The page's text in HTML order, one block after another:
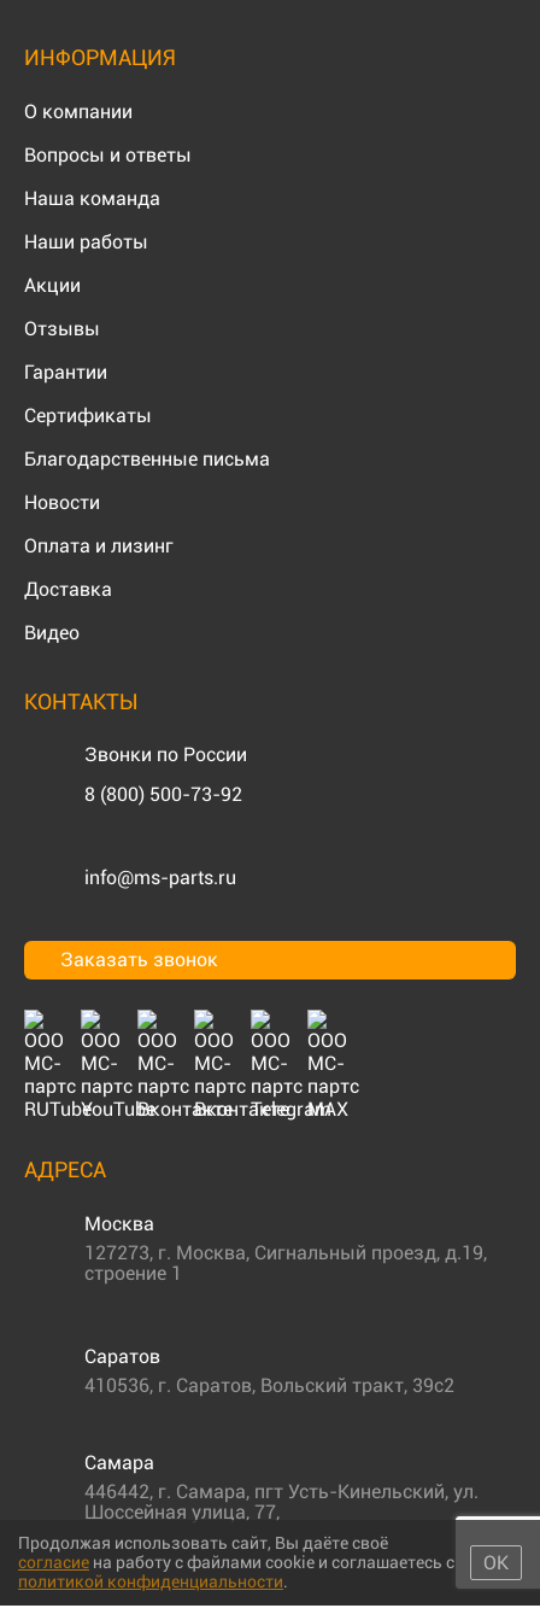
ИНФОРМАЦИЯ
О компании
Вопросы и ответы
Наша команда
Наши работы
Акции
Отзывы
Гарантии
Сертификаты
Благодарственные письма
Новости
Оплата и лизинг
Доставка
Видео
КОНТАКТЫ
Звонки по России
8 (800) 500-73-92
info@ms-parts.ru
Заказать звонок
АДРЕСА
Москва
127273, г. Москва, Сигнальный проезд, д.19,
строение 1
Саратов
410536, г. Саратов, Вольский тракт, 39с2
Самара
446442, г. Самара, пгт Усть-Кинельский, ул.
Шоссейная улица, 77,
Продолжая использовать сайт, Вы даёте своё
согласие на работу с файлами cookie и соглашаетесь с
политикой конфиденциальности.
ОК